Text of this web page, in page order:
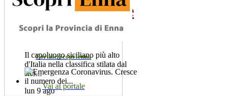
poco conosciute
da...
Il capoluogo siciliano più alto
d'Italia nella classifica stilata dal
sito...
lun 9 ago
Portale Scoprienna
Vai al portale